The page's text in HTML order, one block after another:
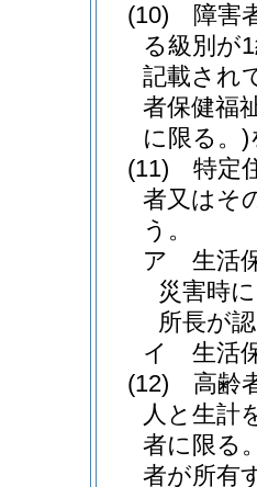
(10)
障害
る級別が
記載され
者保健福
に限る。)
(11)
特定
者又はそ
う。
ア
生活
災害時
所長が
イ
生活
(12)
高齢
人と生計
者に限る
者が所有